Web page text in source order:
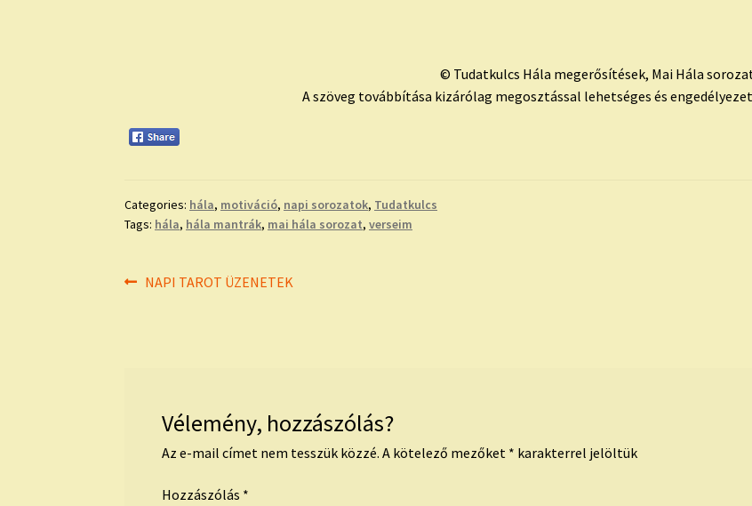
© Tudatkulcs Hála megerősítések, Mai Hála
A szöveg továbbítása kizárólag megosztással lehetséges és
Categories: hála, motiváció, napi sorozatok, Tudatkulcs
Tags: hála, hála mantrák, mai hála sorozat,verseim
Bejegyzés
Previous
NAPI TAROT ÜZENETEK
Vélemény, hozzászólás?
Az e-mail címet nem tesszük közzé. A kötelező mezőket * karakterrel jelöltük
Hozzászólás *